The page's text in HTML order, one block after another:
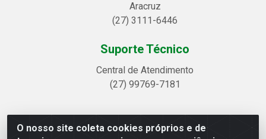
O nosso site coleta cookies próprios e de
Aracruz
(27) 3111-6446
Suporte Técnico
Central de Atendimento
(27) 99769-7181
Linhavix Distribuidora LTDA - Avenida Alegre, 2521 -